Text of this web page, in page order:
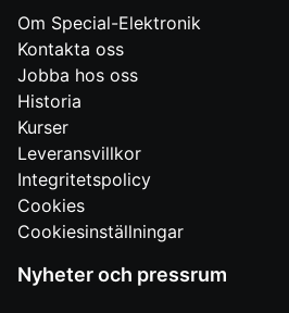
Om Special-Elektronik
Kontakta oss
Jobba hos oss
Historia
Kurser
Leveransvillkor
Integritetspolicy
Cookies
Cookiesinställningar
Nyheter och pressrum